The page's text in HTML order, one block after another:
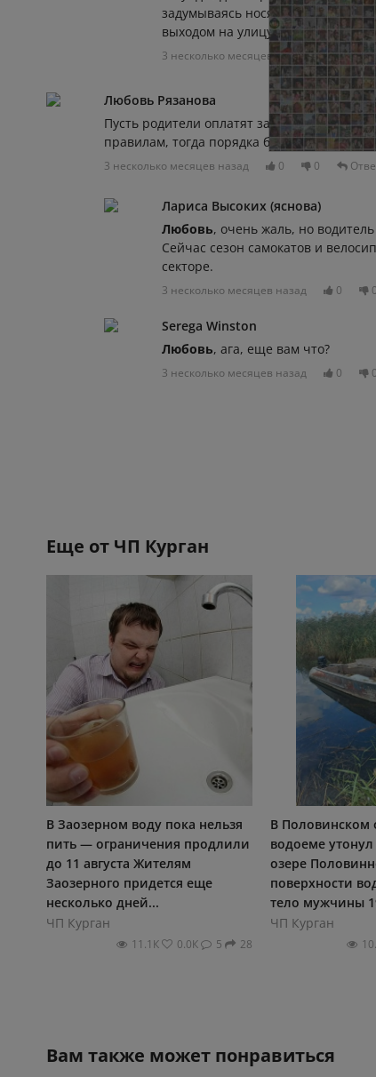
задумываясь носятся. И не факт ,
выходом на улицу не говорят об
3 несколько месяцев назад 0 0
Любовь Рязанова
Пусть родители оплатят за моральный
правилам, тогда порядка больше будет
3 несколько месяцев назад 0 0
Лариса Высоких (яснова)
Любовь, очень жаль, но
Сейчас сезон самокатов и
секторе.
3 несколько месяцев назад 0 0
Serega Winston
Любовь, ага, еще вам что?
3 несколько месяцев назад 0 0
Еще от ЧП Курган
В Заозерном воду пока нельзя
пить — ограничения продлили
до 11 августа Жителям
Заозерного придется еще
несколько дней...
ЧП Курган
11.1К 0.0К 5 28
В Половинском
водоеме
озере
поверхности
тело мужчины
ЧП Курган
Вам также может понравиться